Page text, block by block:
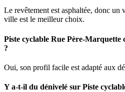
Le revêtement est asphaltée, donc un
ville est le meilleur choix.
Piste cyclable Rue Père-Marquette
?
Oui, son profil facile est adapté aux
Y a-t-il du dénivelé sur Piste